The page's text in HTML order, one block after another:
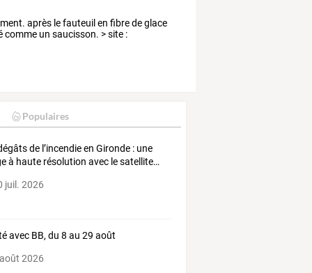
après le fauteuil en fibre de glace
comme un saucisson. > site :
Populaires
de l’incendieen Gironde : une
à haute résolution avec lesatellite…
juil. 2026
avec BB, du 8 au 29 août
2026